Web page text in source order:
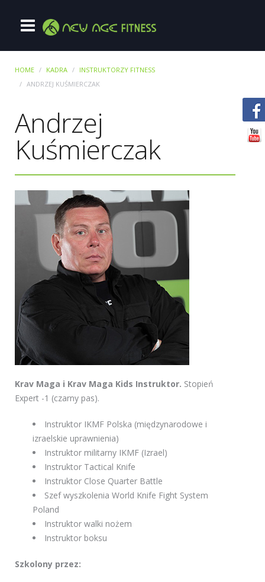
HOME KADRA
INSTRUKTORZY FITNESS
ANDRZEJ KUŚMIERCZAK
Andrzej
Kuśmierczak
Krav Maga i Krav Maga Kids Instruktor. Stopień
Expert -1 (czarny pas).
Instruktor IKMF Polska (międzynarodowe i
izraelskie uprawnienia)
Instruktor militarny IKMF (Izrael)
Instruktor Tactical Knife
Instruktor Close Quarter Battle
Szef wyszkolenia World Knife Fight System
Poland
Instruktor walki nożem
Instruktor boksu
Szkolony przez: